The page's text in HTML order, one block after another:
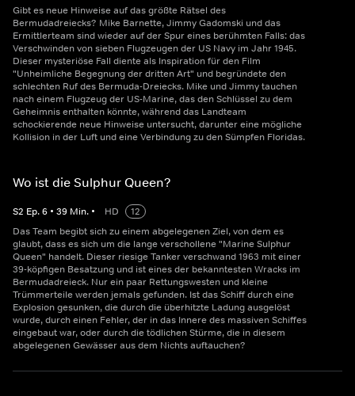
Gibt es neue Hinweise auf das größte Rätsel des
Bermudadreiecks? Mike Barnette, Jimmy Gadomski und das
Ermittlerteam sind wieder auf der Spur eines berühmten Falls: das
Verschwinden von sieben Flugzeugen der US Navy im Jahr 1945.
Dieser mysteriöse Fall diente als Inspiration für den Film
"Unheimliche Begegnung der dritten Art" und begründete den
schlechten Ruf des Bermuda-Dreiecks. Mike und Jimmy tauchen
nach einem Flugzeug der US-Marine, das den Schlüssel zu dem
Geheimnis enthalten könnte, während das Landteam
schockierende neue Hinweise untersucht, darunter eine mögliche
Kollision in der Luft und eine Verbindung zu den Sümpfen Floridas.
Wo ist die Sulphur Queen?
S2 Ep.6 • 39 Min. • HD
12
Das Team begibt sich zu einem abgelegenen Ziel, von dem es
glaubt, dass es sich um die lange verschollene "Marine Sulphur
Queen" handelt. Dieser riesige Tanker verschwand 1963 mit einer
39-köpfigen Besatzung und ist eines der bekanntesten Wracks im
Bermudadreieck. Nur ein paar Rettungswesten und kleine
Trümmerteile werden jemals gefunden. Ist das Schiff durch eine
Explosion gesunken, die durch die überhitzte Ladung ausgelöst
wurde, durch einen Fehler, der in das Innere des massiven Schiffes
eingebaut war, oder durch die tödlichen Stürme, die in diesem
abgelegenen Gewässer aus dem Nichts auftauchen?